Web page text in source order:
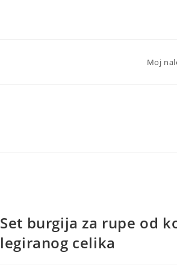
Moj
Set burgija za rupe od
legiranog celika